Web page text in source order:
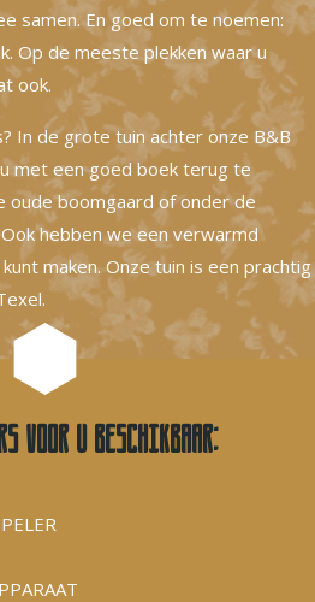
samen. En goed om te noemen:
Op de meeste plekken waar u
ook.
In de grote tuin achter onze B&B
met een goed boek terug te
oude boomgaard of onder de
hebben we een verwarmd
maken. Onze tuin is een prachtig
voor u beschikbaar: